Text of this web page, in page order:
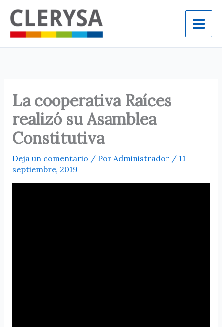
contenido
La cooperativa Raíces
realizó su Asamblea
Constitutiva
Deja un comentario / Por Administrador / 11
septiembre, 2019